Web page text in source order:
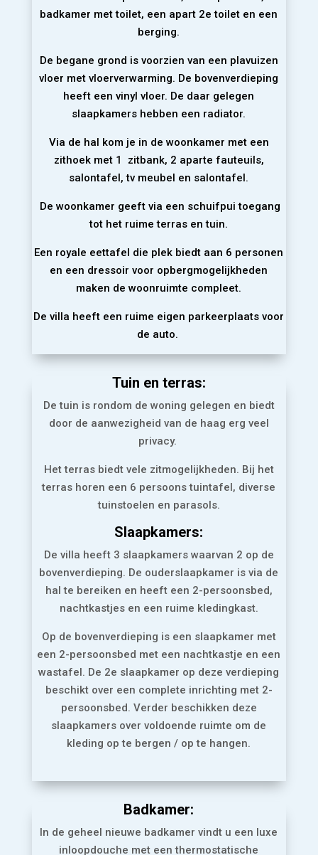
badkamer met toilet, een apart 2e toilet en een
berging.
De begane grond is voorzien van een plavuizen
vloer met vloerverwarming. De bovenverdieping
heeft een vinyl vloer. De daar gelegen
slaapkamers hebben een radiator.
Via de hal kom je in de woonkamer met een
zithoek met 1 zitbank, 2 aparte fauteuils,
salontafel, tv meubel en salontafel.
De woonkamer geeft via een schuifpui toegang
tot het ruime terras en tuin.
Een royale eettafel die plek biedt aan 6 personen
en een dressoir voor opbergmogelijkheden
maken de woonruimte compleet.
De villa heeft een ruime eigen parkeerplaats voor
de auto.
Tuin en terras:
De tuin is rondom de woning gelegen en biedt
door de aanwezigheid van de haag erg veel
privacy.
Het terras biedt vele zitmogelijkheden. Bij het
terras horen een 6 persoons tuintafel, diverse
tuinstoelen en parasols.
Slaapkamers:
De villa heeft 3 slaapkamers waarvan 2 op de
bovenverdieping. De ouderslaapkamer is via de
hal te bereiken en heeft een 2-persoonsbed,
nachtkastjes en een ruime kledingkast.
Op de bovenverdieping is een slaapkamer met
een 2-persoonsbed met een nachtkastje en een
wastafel. De 2e slaapkamer op deze verdieping
beschikt over een complete inrichting met 2-
persoonsbed. Verder beschikken deze
slaapkamers over voldoende ruimte om de
kleding op te bergen / op te hangen.
Badkamer:
In de geheel nieuwe badkamer vindt u een luxe
inloopdouche met een thermostatische